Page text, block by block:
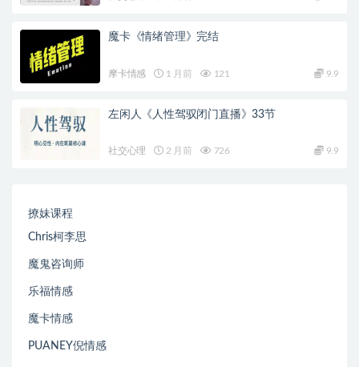
魔卡《情绪管理》完结
摩卡情感 1 月前 121 9.9
左闲人《人性驾驭闭门直播》33节
社交心理 2 月前 726 9.9
撩妹课程
Chris柯李思
魔鬼咨询师
乐福情感
魔卡情感
PUANEY倪情感